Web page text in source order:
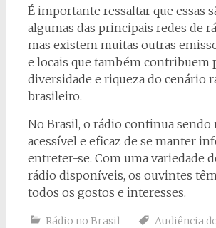
É importante ressaltar que essas
algumas das principais redes de
mas existem muitas outras
e locais que também contribuem
diversidade e riqueza do cenário
brasileiro.
No Brasil, o rádio continua sendo
acessível e eficaz de se manter
entreter-se. Com uma variedade
rádio disponíveis, os ouvintes
todos os gostos e interesses.
Rádio no Brasil Audiência